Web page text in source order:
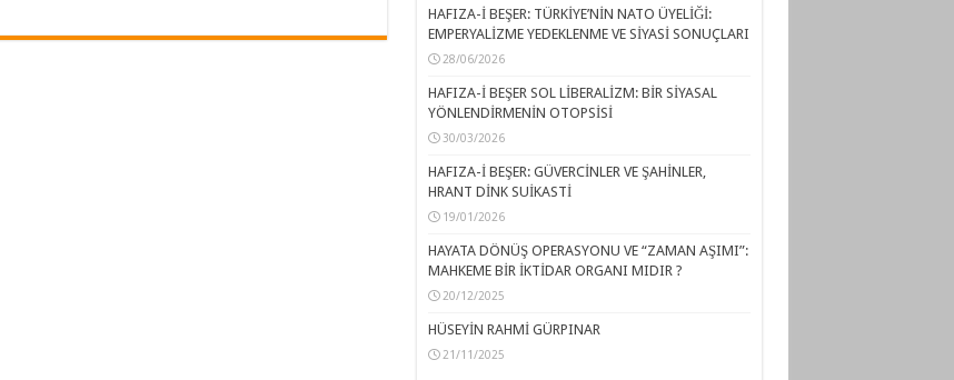
HAFIZA-İ BEŞER: TÜRKİYE’NİN NATO ÜYELİĞİ:
EMPERYALİZME YEDEKLENME VE SİYASİ SONUÇLARI
28/06/2026
HAFIZA-İ BEŞER SOL LİBERALİZM: BİR SİYASAL
YÖNLENDİRMENİN OTOPSİSİ
30/03/2026
HAFIZA-İ BEŞER: GÜVERCİNLER VE ŞAHİNLER,
HRANT DİNK SUİKASTİ
19/01/2026
HAYATA DÖNÜŞ OPERASYONU VE “ZAMAN AŞIMI”:
MAHKEME BİR İKTİDAR ORGANI MIDIR ?
20/12/2025
HÜSEYİN RAHMİ GÜRPINAR
21/11/2025